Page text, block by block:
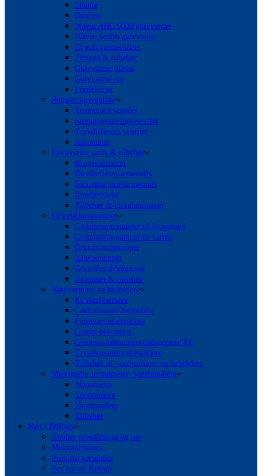
Shunte
Danfoss
Wavin AHC 9000 gulvvarme
Wavin Sentio gulvvarme
El gulvvarmemåtter
Fittings & tilbehør
Gulvvarme plader
Gulvvarme rør
Fordelerrør
Reguleringsventiler
Temperaturventiler
Strengreguleringsventiler
Trykdifferens ventiler
Automatik
Fjernvarme units & tilbehør
Brugsvandsunit
Direktefjernvarmeunits
Indirektefjernvarmeunits
Bundmoduler
Tilbehør & cirkulationssæt
Cirkulationspumper
Cirkulationspumper til brugsvand
Cirkulationspumper til varme
Grundvandspumper
Afløbspumper
Grundfos dykpumper
Unionsæt & tilbehør
Vandvarmere og beholdere
El Vandvarmere
Centralvarme beholdere
Fjernvarmebeholdere
Combi beholdere
Gennemstrømningsvandvarmere EL
Trykekspansionsbeholdere
Tilbehør til vandvarmere og beholdere
Manometre,termometre, varmemålere
Manometre
Termometre
Varmemålere
Tilbehør
Rør / fittings
Kobber pressfittings og rør
Messingfittings
Primofit rørsamler
Pex rør og fittings